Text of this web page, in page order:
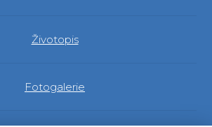
Životopis
Fotogalerie